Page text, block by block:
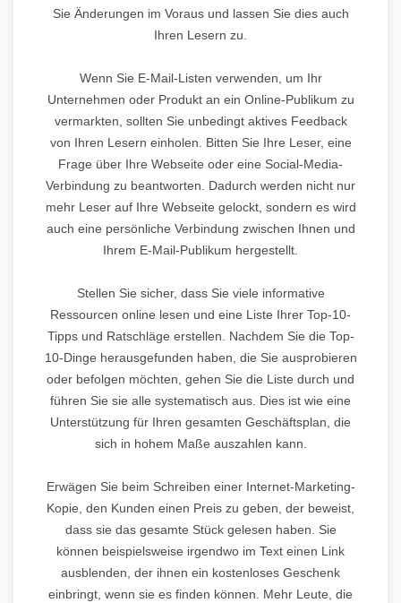
Sie Änderungen im Voraus und lassen Sie dies auch
Ihren Lesern zu.
Wenn Sie E-Mail-Listen verwenden, um Ihr
Unternehmen oder Produkt an ein Online-Publikum zu
vermarkten, sollten Sie unbedingt aktives Feedback
von Ihren Lesern einholen. Bitten Sie Ihre Leser, eine
Frage über Ihre Webseite oder eine Social-Media-
Verbindung zu beantworten. Dadurch werden nicht nur
mehr Leser auf Ihre Webseite gelockt, sondern es wird
auch eine persönliche Verbindung zwischen Ihnen und
Ihrem E-Mail-Publikum hergestellt.
Stellen Sie sicher, dass Sie viele informative
Ressourcen online lesen und eine Liste Ihrer Top-10-
Tipps und Ratschläge erstellen. Nachdem Sie die Top-
10-Dinge herausgefunden haben, die Sie ausprobieren
oder befolgen möchten, gehen Sie die Liste durch und
führen Sie sie alle systematisch aus. Dies ist wie eine
Unterstützung für Ihren gesamten Geschäftsplan, die
sich in hohem Maße auszahlen kann.
Erwägen Sie beim Schreiben einer Internet-Marketing-
Kopie, den Kunden einen Preis zu geben, der beweist,
dass sie das gesamte Stück gelesen haben. Sie
können beispielsweise irgendwo im Text einen Link
ausblenden, der ihnen ein kostenloses Geschenk
einbringt, wenn sie es finden können. Mehr Leute, die